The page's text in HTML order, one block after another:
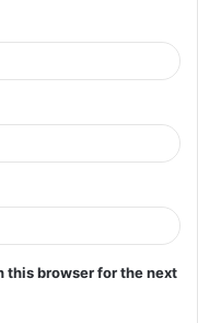
this browser for the next